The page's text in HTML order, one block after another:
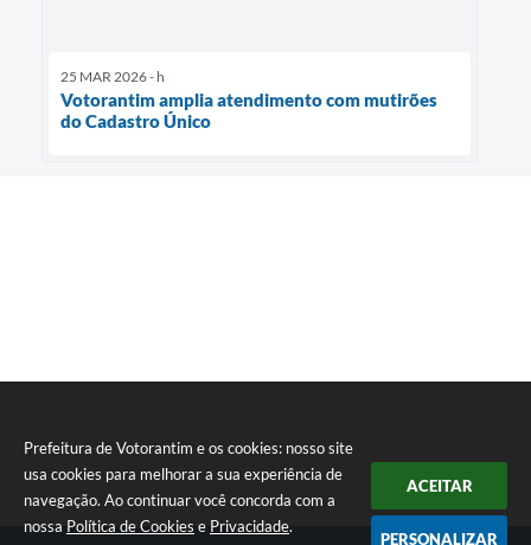
Prefeitura de Votorantim e os cookies: nosso site
usa cookies para melhorar a sua experiência de
navegação. Ao continuar você concorda com a
nossa Política de Cookies e Privacidade.
ACEITAR
PERSONALIZAR
25 MAR 2026 - h
Votorantim amplia atendimento com mutirões
do Cadastro Único